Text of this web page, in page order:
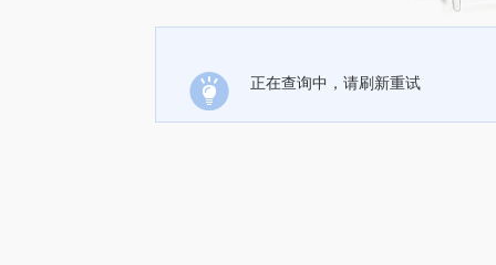
正在查询中，请刷新重试